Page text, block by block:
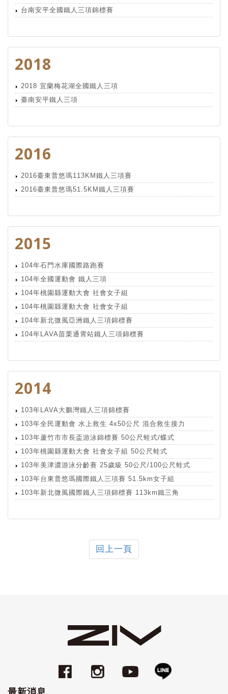
台南安平全國鐵人三項錦標賽
2018
2018 宜蘭梅花湖全國鐵人三項
臺南安平鐵人三項
2016
2016臺東普悠瑪113KM鐵人三項賽
2016臺東普悠瑪51.5KM鐵人三項賽
2015
104年石門水庫國際路跑賽
104年全國運動會 鐵人三項
104年桃園縣運動大會 社會女子組
104年桃園縣運動大會 社會女子組
104年新北微風亞洲鐵人三項錦標賽
104年LAVA苗栗通霄站鐵人三項錦標賽
2014
103年LAVA大鵬灣鐵人三項錦標賽
103年全民運動會 水上救生 4x50公尺 混合救生接力
103年蘆竹市市長盃游泳錦標賽 50公尺蛙式/蝶式
103年桃園縣運動大會 社會女子組 50公尺蛙式
103年美津濃游泳分齡賽 25歲級 50公尺/100公尺蛙式
103年台東普悠瑪國際鐵人三項賽 51.5km女子組
103年新北微風國際鐵人三項錦標賽 113km鐵三角
回上一頁